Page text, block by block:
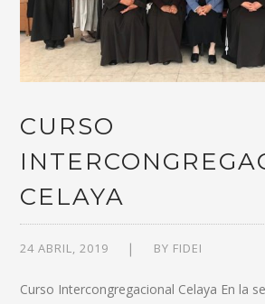
CURSO
CELAYA
24 ABRIL, 2019 BY FIDEI
Curso Intercongregacional Celaya En la